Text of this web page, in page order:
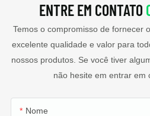
ENTRE EM CONTATO
Temos o compromisso de fornecer
excelente qualidade e valor para
nossos produtos. Se você tiver
não hesite em entrar em
Nome